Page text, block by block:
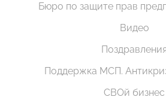
Бюро по защите прав
Видео
Поздравления
Поддержка МСП.
СВОй бизнес